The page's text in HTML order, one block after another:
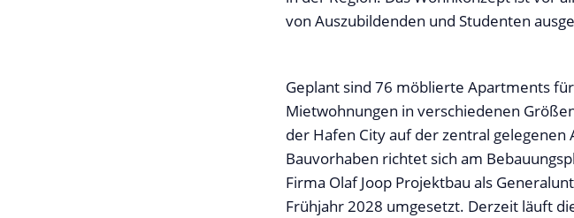
von Auszubildenden und Studenten
Geplant sind 76 möblierte Apartments
Mietwohnungen in verschiedenen
der Hafen City auf der zentral gelegenen
Bauvorhaben richtet sich am
Firma Olaf Joop Projektbau als
Frühjahr 2028 umgesetzt. Derzeit läuft